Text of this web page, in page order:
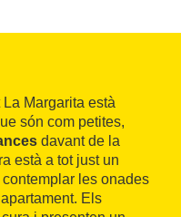
Margarita està
són com petites,
davant de la
està a tot just un
les onades
Els